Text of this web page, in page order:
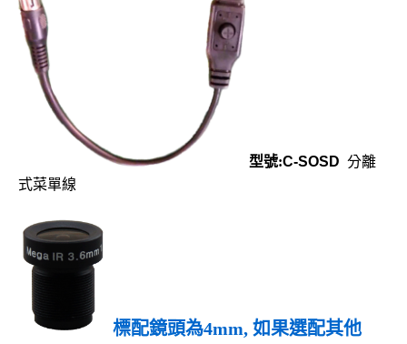
型號:C-SOSD 分離
式菜單線
標配鏡頭為4mm, 如果選配其他